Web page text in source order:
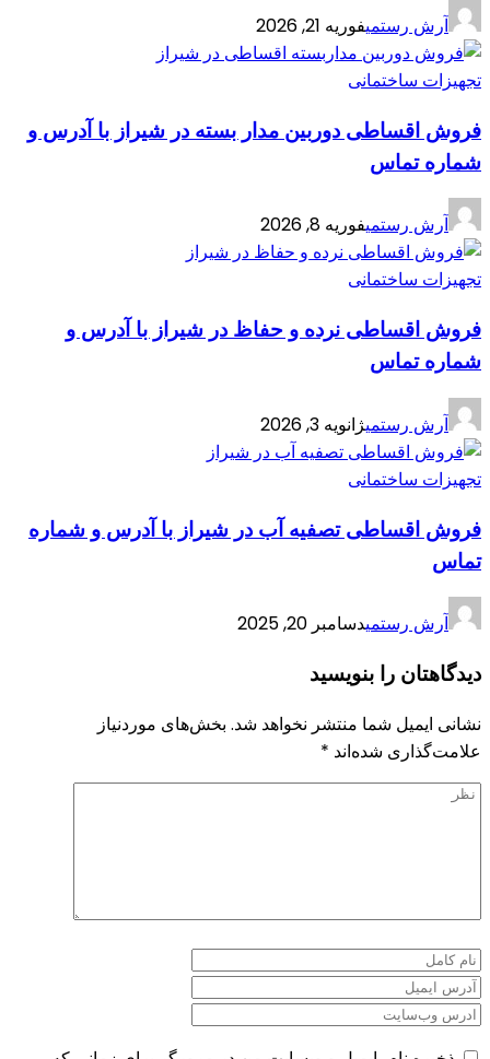
آرش رستمیفوریه 21, 2026
تجهیزات ساختمانی
فروش اقساطی دوربین مدار بسته در شیراز با آدرس و
شماره تماس
آرش رستمیفوریه 8, 2026
تجهیزات ساختمانی
فروش اقساطی نرده و حفاظ در شیراز با آدرس و
شماره تماس
آرش رستمیژانویه 3, 2026
تجهیزات ساختمانی
فروش اقساطی تصفیه آب در شیراز با آدرس و شماره
تماس
آرش رستمیدسامبر 20, 2025
دیدگاهتان را بنویسید
نشانی ایمیل شما منتشر نخواهد شد. بخش‌های موردنیاز
علامت‌گذاری شده‌اند *